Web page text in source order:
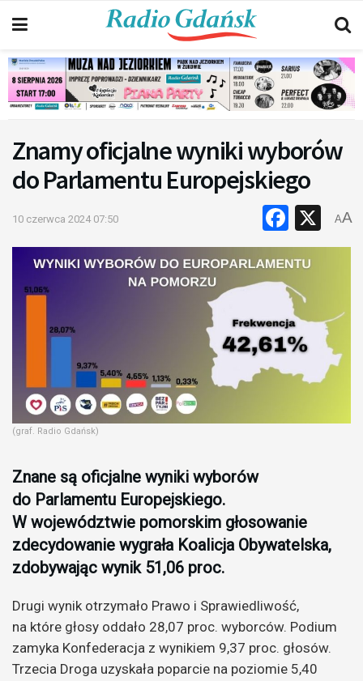
Znamy oficjalne wyniki wyborów
do Parlamentu Europejskiego
10 czerwca 2024 07:50 X
AA
(graf. Radio Gdańsk)
Znane są oficjalne wyniki wyborów
do Parlamentu Europejskiego.
W województwie pomorskim głosowanie
zdecydowanie wygrała Koalicja Obywatelska,
zdobywając wynik 51,06 proc.
Drugi wynik otrzymało Prawo i Sprawiedliwość,
na które głosy oddało 28,07 proc. wyborców. Podium
zamyka Konfederacja z wynikiem 9,37 proc. głosów.
Trzecia Droga uzyskała poparcie na poziomie 5,40